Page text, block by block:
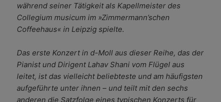
während seiner Tätigkeit als Kapellmeister des
Collegium musicum im »Zimmermann’schen
Coffeehaus« in Leipzig spielte.
Das erste Konzert in d-Moll aus dieser Reihe, das der
Pianist und Dirigent Lahav Shani vom Flügel aus
leitet, ist das vielleicht beliebteste und am häufigsten
aufgeführte unter ihnen – und teilt mit den sechs
anderen die Satzfolge eines typischen Konzerts für